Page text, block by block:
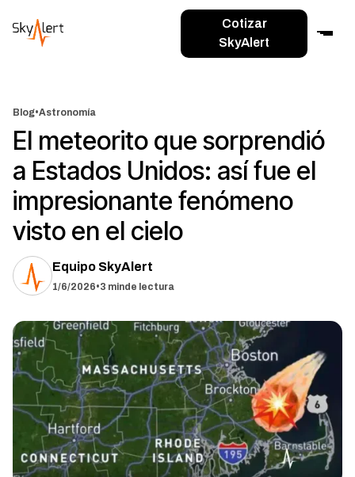
Cotizar
SkyAlert
Blog•Astronomía
El meteorito que sorprendió
a Estados Unidos: así fue el
impresionante fenómeno
visto en el cielo
Equipo SkyAlert
1/6/2026•3 minde lectura